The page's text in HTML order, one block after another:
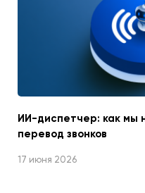
ИИ-диспетчер: как мы
перевод звонков
17 июня 2026